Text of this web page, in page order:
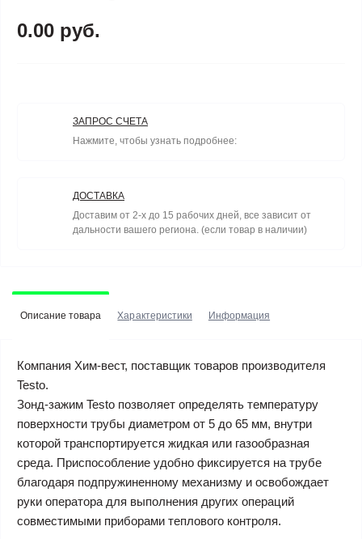
0.00 руб.
ЗАПРОС СЧЕТА
Нажмите, чтобы узнать подробнее:
ДОСТАВКА
Доставим от 2-х до 15 рабочих дней, все зависит от
дальности вашего региона. (если товар в наличии)
Описание товара Характеристики Информация
Компания Хим-вест, поставщик товаров производителя
Testo.
Зонд-зажим Testo позволяет определять температуру
поверхности трубы диаметром от 5 до 65 мм, внутри
которой транспортируется жидкая или газообразная
среда. Приспособление удобно фиксируется на трубе
благодаря подпружиненному механизму и освобождает
руки оператора для выполнения других операций
совместимыми приборами теплового контроля.